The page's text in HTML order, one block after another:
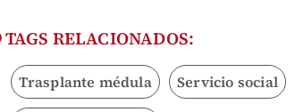
TAGS RELACIONADOS:
Trasplante médula Servicio social